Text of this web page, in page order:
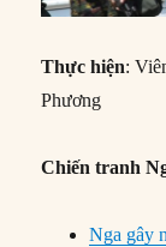
Thực hiện:
Phương
Chiến tranh
Nga gây